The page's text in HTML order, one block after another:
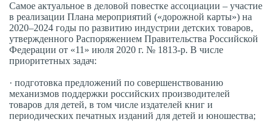
Самое актуальное в деловой повестке ассоциации – участие
в реализации Плана мероприятий («дорожной карты») на
2020–2024 годы по развитию индустрии детских товаров,
утвержденного Распоряжением Правительства Российской
Федерации от «11» июля 2020 г. № 1813-р. В числе
приоритетных задач:
· подготовка предложений по совершенствованию
механизмов поддержки российских производителей
товаров для детей, в том числе издателей книг и
периодических печатных изданий для детей и юношества;